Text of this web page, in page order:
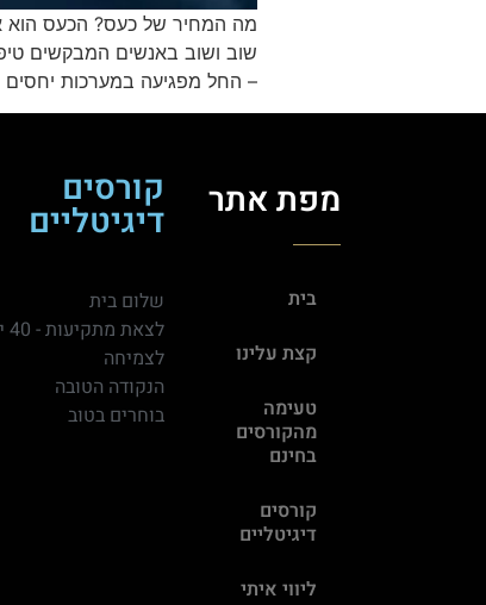
מה המחיר של כעס? הכעס הוא
שוב ושוב באנשים המבקשים
– החל מפגיעה במערכות
מפת אתר
בית
קצת עלינו
טעימה
מהקורסים
בחינם
קורסים
דיגיטליים
ליווי איתי
קורסים
דיגיטליים
שלום בית
לצמיחה
הנקודה הטובה
בוחרים בטוב